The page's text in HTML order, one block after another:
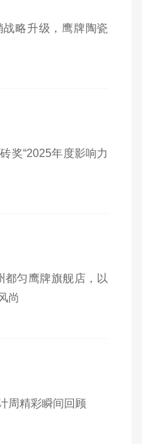
略升级，鹰牌陶瓷
奖“2025年度影响力
都匀鹰牌旗舰店，以
尚
周精彩瞬间回顾